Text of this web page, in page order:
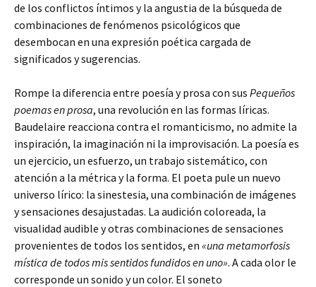
de los conflictos íntimos y la angustia de la búsqueda de
combinaciones de fenómenos psicológicos que
desembocan en una expresión poética cargada de
significados y sugerencias.
Rompe la diferencia entre poesía y prosa con sus Pequeños
poemas en prosa, una revolución en las formas líricas.
Baudelaire reacciona contra el romanticismo, no admite la
inspiración, la imaginación ni la improvisación. La poesía es
un ejercicio, un esfuerzo, un trabajo sistemático, con
atención a la métrica y la forma. El poeta pule un nuevo
universo lírico: la sinestesia, una combinación de imágenes
y sensaciones desajustadas. La audición coloreada, la
visualidad audible y otras combinaciones de sensaciones
provenientes de todos los sentidos, en «una metamorfosis
mística de todos mis sentidos fundidos en uno». A cada olor le
corresponde un sonido y un color. El soneto